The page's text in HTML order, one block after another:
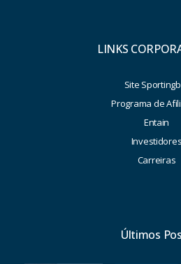
LINKS
Site
Programa de
Entain
Investidores
Carreiras
Últimos